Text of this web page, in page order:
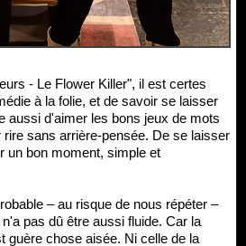
à la folie, et de savoir se laisser
aussi d'aimer les bons jeux de mots
sans arrière-pensée. De se laisser
un bon moment, simple et
– au risque de nous répéter –
pas dû être aussi fluide. Car la
guère chose aisée. Ni celle de la